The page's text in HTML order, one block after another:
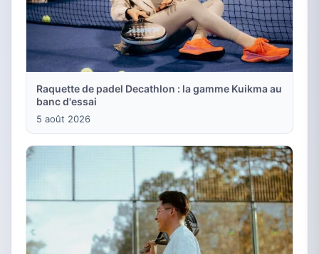
Raquette de padel Decathlon : la gamme Kuikma au
banc d'essai
5 août 2026